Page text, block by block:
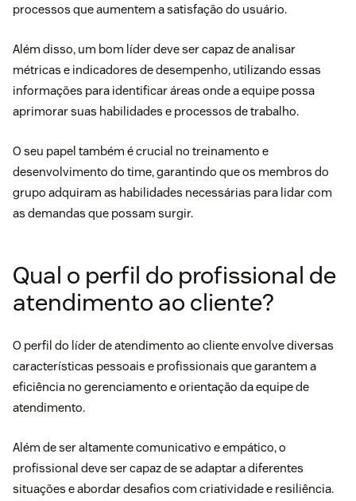
processos que aumentem a satisfação do usuário.
Além disso, um bom líder deve ser capaz de analisar
métricas e indicadores de desempenho, utilizando essas
informações para identificar áreas onde a equipe possa
aprimorar suas habilidades e processos de trabalho.
O seu papel também é crucial no treinamento e
desenvolvimento do time, garantindo que os membros do
grupo adquiram as habilidades necessárias para lidar com
as demandas que possam surgir.
Qual o perfil do profissional de
atendimento ao cliente?
O perfil do líder de atendimento ao cliente envolve diversas
características pessoais e profissionais que garantem a
eficiência no gerenciamento e orientação da equipe de
atendimento.
Além de ser altamente comunicativo eempático, o
profissional deve ser capaz de se adaptar a diferentes
situações e abordar desafios com criatividade e resiliência.